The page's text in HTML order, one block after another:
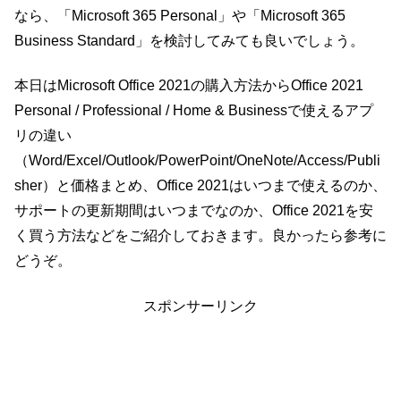
なら、「Microsoft 365 Personal」や「Microsoft 365
Business Standard」を検討してみても良いでしょう。
本日はMicrosoft Office 2021の購入方法からOffice 2021
Personal / Professional / Home & Businessで使えるアプ
リの違い
（Word/Excel/Outlook/PowerPoint/OneNote/Access/Publi
sher）と価格まとめ、Office 2021はいつまで使えるのか、
サポートの更新期間はいつまでなのか、Office 2021を安
く買う方法などをご紹介しておきます。良かったら参考に
どうぞ。
スポンサーリンク